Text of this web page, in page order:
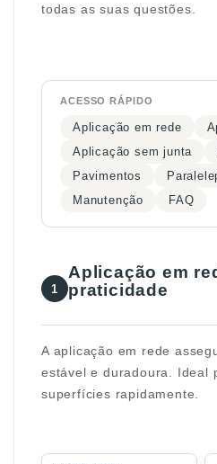
todas as suas questões.
ACESSO RÁPIDO
Aplicação em rede
Aplicação sem junta
Pavimentos
Manutenção
FAQ
1
Aplicação em
praticidade
A aplicação em rede
estável e duradoura. Ideal
superfícies rapidamente.